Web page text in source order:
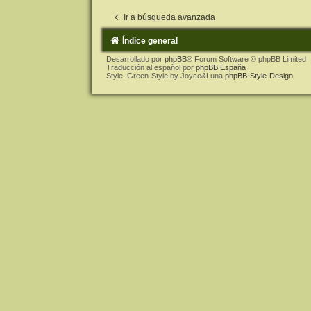
Ir a búsqueda avanzada
Índice general
Desarrollado por phpBB® Forum Software © phpBB Limited
Traducción al español por phpBB España
Style: Green-Style by Joyce&Luna phpBB-Style-Design